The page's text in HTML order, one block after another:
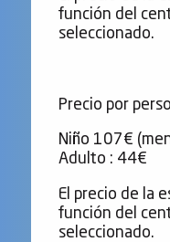
función del
seleccionado.
Precio por
Niño 107€
Adulto : 44€
El precio de la
función del
seleccionado.